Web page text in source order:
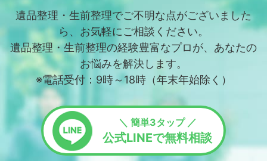
遺品整理・生前整理でご不明な点がございました
ら、お気軽にご相談ください。
遺品整理・生前整理の経験豊富なプロが、あなたの
お悩みを解決します。
※電話受付：9時～18時（年末年始除く）
＼ 簡単3タップ ／
公式LINEで無料相談